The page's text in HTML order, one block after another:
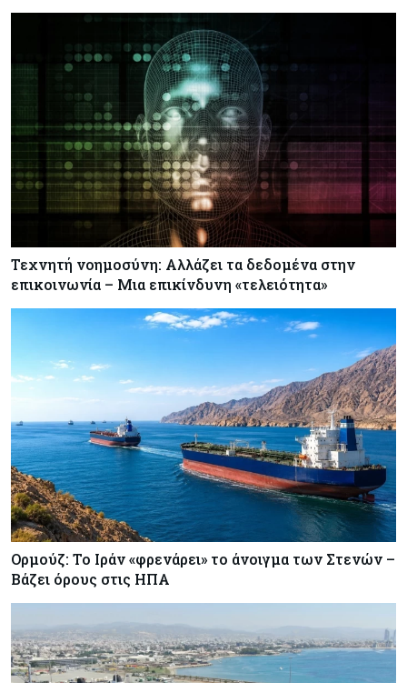
Τεχνητή νοημοσύνη: Αλλάζει τα δεδομένα στην
επικοινωνία – Μια επικίνδυνη «τελειότητα»
Ορμούζ: Το Ιράν «φρενάρει» το άνοιγμα των Στενών –
Βάζει όρους στις ΗΠΑ